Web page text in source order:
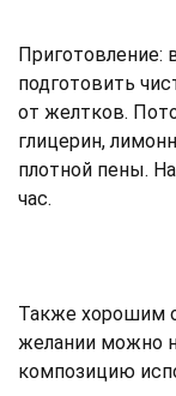
Приготовление:
подготовить
от желтков.
глицерин,
плотной пены.
час.
Также хорошим
желании можно
композицию